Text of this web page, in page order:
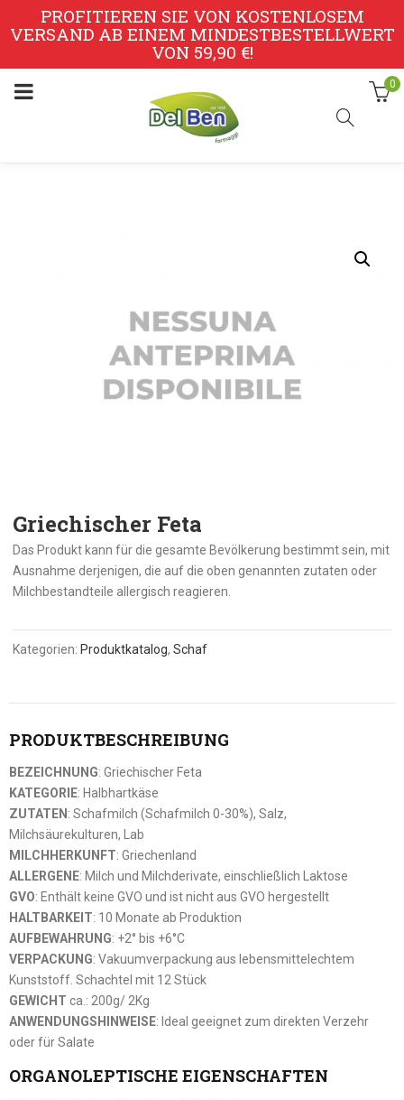
PROFITIEREN SIE VON KOSTENLOSEM
VERSAND AB EINEM MINDESTBESTELLWERT
VON 59,90 €!
0
Griechischer Feta
Das Produkt kann für die gesamte Bevölkerung bestimmt sein, mit
Ausnahme derjenigen, die auf die oben genannten zutaten oder
Milchbestandteile allergisch reagieren.
Kategorien: Produktkatalog,Schaf
PRODUKTBESCHREIBUNG
BEZEICHNUNG: Griechischer Feta
KATEGORIE: Halbhartkäse
ZUTATEN : Schafmilch (Schafmilch 0-30%), Salz,
Milchsäurekulturen, Lab
MILCHHERKUNFT: Griechenland
ALLERGENE: Milch und Milchderivate, einschließlich Laktose
GVO: Enthält keine GVO und ist nicht aus GVO hergestellt
HALTBARKEIT: 10 Monate ab Produktion
AUFBEWAHRUNG: +2° bis +6°C
VERPACKUNG: Vakuumverpackung aus lebensmittelechtem
Kunststoff. Schachtel mit 12 Stück
GEWICHT ca.: 200g/ 2Kg
ANWENDUNGSHINWEISE: Ideal geeignet zum direkten Verzehr
oder für Salate
ORGANOLEPTISCHE EIGENSCHAFTEN